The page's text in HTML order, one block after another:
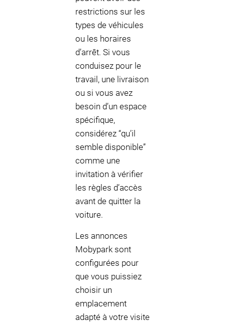
restrictions sur les
types de véhicules
ou les horaires
d’arrêt. Si vous
conduisez pour le
travail, une livraison
ou si vous avez
besoin d’un espace
spécifique,
considérez “qu’il
semble disponible”
comme une
invitation à vérifier
les règles d’accès
avant de quitter la
voiture.
Les annonces
Mobypark sont
configurées pour
que vous puissiez
choisir un
emplacement
adapté à votre visite